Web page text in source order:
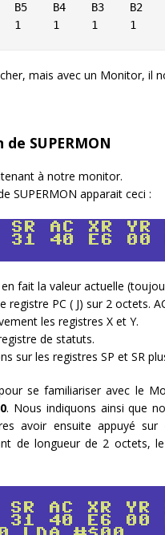
B5    B4    B3    B2
1     1     1     1
mais avec un Monitor, il
SUPERMON
à notre monitor.
SUPERMON apparait ceci :
fait la valeur actuelle
registre PC ( J) sur 2 octets.
les registres X et Y.
de statuts.
sur les registres SP et SR
se familiariser avec le
. Nous indiquons ainsi que
avoir ensuite appuyé
de longueur de 2 octets,